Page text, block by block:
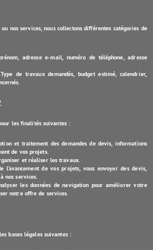
nos services, nous collectons différentes catégories de
adresse e-mail, numéro de téléphone, adresse
de travaux demandés, budget estimé, calendrier,
les finalités suivantes :
et traitement des demandes de devis, informations
de vos projets.
et réaliser les travaux.
l’avancement de vos projets, vous envoyer des devis,
nos services.
les données de navigation pour améliorer votre
notre offre de services.
bases légales suivantes :